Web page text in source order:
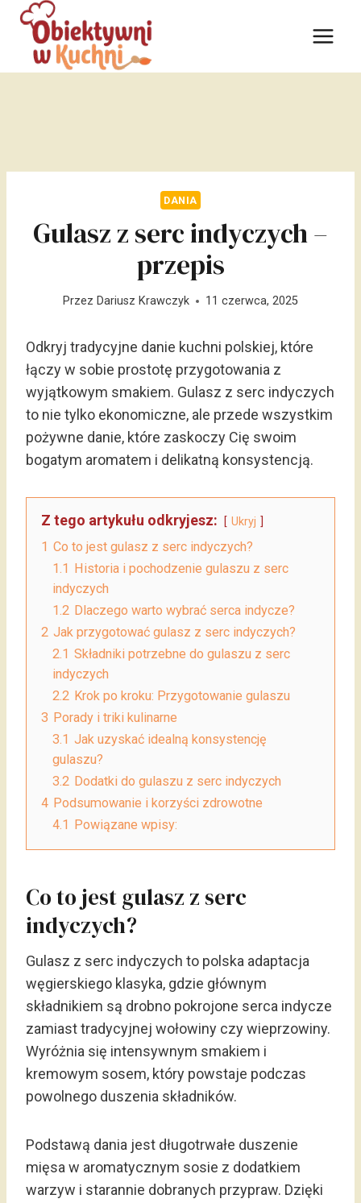
Przejdź
treści
DANIA
Gulasz z serc indyczych –
przepis
Przez Dariusz Krawczyk 11 czerwca, 2025
Odkryj tradycyjne danie kuchni polskiej, które
łączy w sobie prostotę przygotowania z
wyjątkowym smakiem. Gulasz z serc indyczych
to nie tylko ekonomiczne, ale przede wszystkim
pożywne danie, które zaskoczy Cię swoim
bogatym aromatem i delikatną konsystencją.
Z tego artykułu odkryjesz: Ukryj
1 Co to jest gulasz z serc indyczych?
1.1
Historia i pochodzenie gulaszu z serc
indyczych
1.2 Dlaczego warto wybrać serca indycze?
2 Jak przygotować gulasz z serc indyczych?
2.1 Składniki potrzebne do gulaszu z serc
indyczych
2.2 Krok po kroku: Przygotowanie gulaszu
3 Porady i triki kulinarne
3.1 Jak uzyskać idealną konsystencję
gulaszu?
3.2 Dodatki do gulaszu z serc indyczych
4 Podsumowanie i korzyści zdrowotne
4.1
Powiązane wpisy:
Co to jest gulasz z serc
indyczych?
Gulasz z serc indyczych to polska adaptacja
węgierskiego klasyka, gdzie głównym
składnikiem są drobno pokrojone serca indycze
zamiast tradycyjnej wołowiny czy wieprzowiny.
Wyróżnia się intensywnym smakiem i
kremowym sosem, który powstaje podczas
powolnego duszenia składników.
Podstawą dania jest długotrwałe duszenie
mięsa w aromatycznym sosie z dodatkiem
warzyw i starannie dobranych przypraw. Dzięki